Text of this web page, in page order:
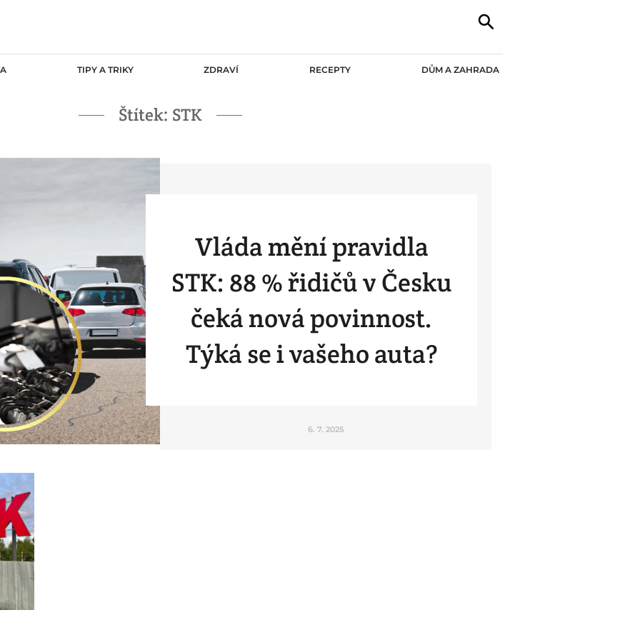
TIPY A TRIKY ZDRAVÍ RECEPTY DŮM A ZAHRADA
Štítek: STK
Vláda mění pravidla
STK: 88 % řidičů v Česku
čeká nová povinnost.
Týká se i vašeho auta?
6. 7. 2025